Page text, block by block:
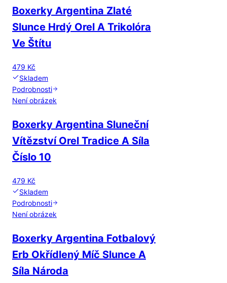
Boxerky Argentina Zlaté
Slunce Hrdý Orel A Trikolóra
Ve Štítu
479 Kč
Skladem
Podrobnosti
Není obrázek
Boxerky Argentina Sluneční
Vítězství Orel Tradice A Síla
Číslo 10
479 Kč
Skladem
Podrobnosti
Není obrázek
Boxerky Argentina Fotbalový
Erb Okřídlený Míč Slunce A
Síla Národa